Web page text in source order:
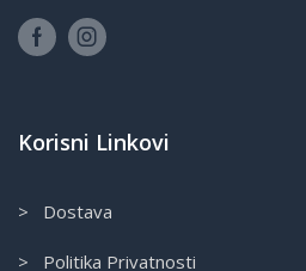
Korisni Linkovi
> Dostava
> Politika Privatnosti